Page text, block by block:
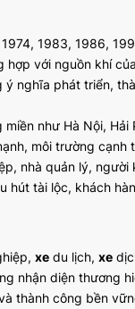
1983, 1986,
hợp với nguồn khí của
ý nghĩa phát triển,
như Hà Nội, Hải
môi trường cạnh
nhà quản lý, người
hút tài lộc, khách
xe du lịch, xe
nhận diện thương
thành công bền